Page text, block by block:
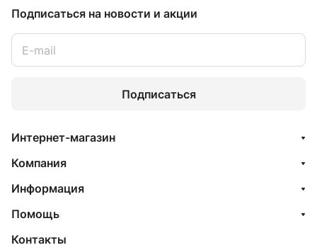
Подписаться на новости и акции
Подписаться
Интернет-магазин
Компания
Информация
Помощь
Контакты